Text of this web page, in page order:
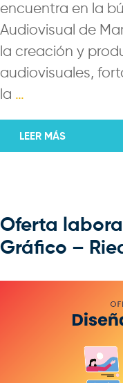
encuentra en la
Audiovisual de
la creación y
audiovisuales,
la …
LEER MÁS
Oferta
Gráfico –